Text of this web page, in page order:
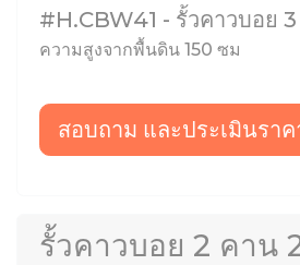
#H.CBW41 - รั้วคาวบอย
ความสูงจากพื้นดิน 150 ซม
สอบถาม และประเมินราค
รั้วคาวบอย 2 คาน